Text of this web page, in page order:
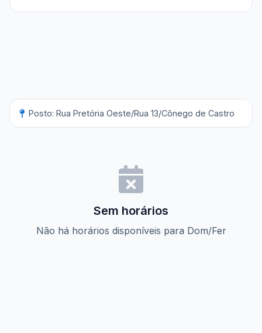
Posto: Rua Pretória Oeste/Rua 13/Cônego de Castro
Sem horários
Não há horários disponíveis para Dom/Fer